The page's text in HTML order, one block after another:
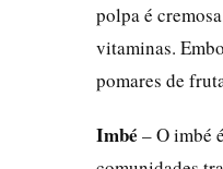
polpa é
vitaminas.
pomares de
Imbé – O imbé